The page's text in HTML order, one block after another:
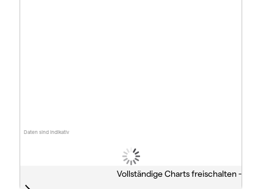
Daten sind indikativ
Vollständige Charts freischalten -